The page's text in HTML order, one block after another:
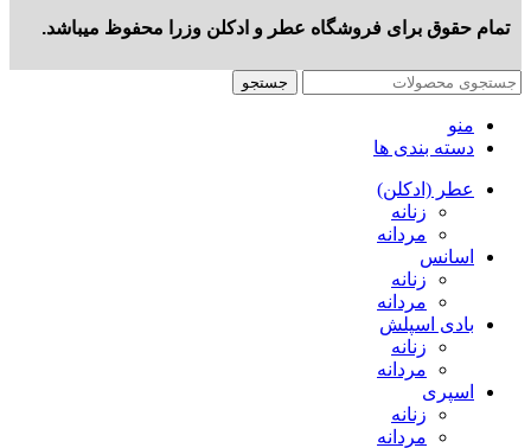
تمام حقوق برای فروشگاه عطر و ادکلن وزرا محفوظ میباشد.
جستجو
منو
دسته بندی ها
عطر (ادکلن)
زنانه
مردانه
اسانس
زنانه
مردانه
بادی اسپلش
زنانه
مردانه
اسپری
زنانه
مردانه